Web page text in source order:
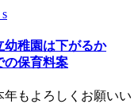
幼稚園は下がるか
保育料案
もよろしくお願いい